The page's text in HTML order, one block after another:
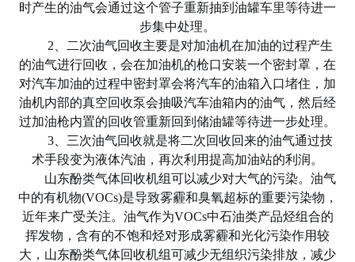
时产生的油气会通过这个管子重新抽到油罐车里等待进一
步集中处理。
2、二次油气回收主要是对加油机在加油的过程产生
的油气进行回收，会在加油机的枪口安装一个密封罩，在
对汽车加油的过程中密封罩会将汽车的油箱入口堵住，加
油机内部的真空回收泵会抽吸汽车油箱内的油气，然后经
过加油枪内置的回收管重新回到储油罐等待进一步处理。
3、三次油气回收就是将二次回收回来的油气通过技
术手段变为液体汽油，再次利用提高加油站的利润。
山东酚类气体回收机组可以减少对大气的污染。油气
中的有机物(VOCs)是导致雾霾和臭氧超标的重要污染物，
近年来广受关注。油气作为VOCs中石油类产品烃组合的
挥发物，含有的不饱和烃对形成雾霾和光化污染作用较
大，山东酚类气体回收机组可减少无组织污染排放，减少